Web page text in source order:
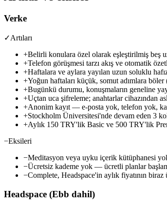
Verke
✓Artıları
+Belirli konulara özel olarak eşleştirilmiş beş
+Telefon görüşmesi tarzı akış ve otomatik
+Haftalara ve aylara yayılan uzun soluklu
+Yoğun haftaları küçük, somut adımlara
+Bugünkü durumu, konuşmaların geneline
+Uçtan uca şifreleme; anahtarlar cihazından
+Anonim kayıt — e-posta yok, telefon yok,
+Stockholm Üniversitesi'nde devam eden 3
+Aylık 150 TRY'lik Basic ve 500 TRY'lik
−Eksileri
−Meditasyon veya uyku içerik kütüphanesi
−Ücretsiz kademe yok — ücretli planlar
−Complete, Headspace'in aylık fiyatının
Headspace (Ebb dahil)